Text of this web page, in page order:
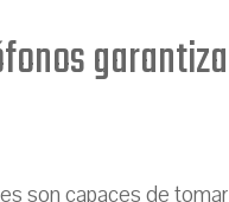
son capaces de